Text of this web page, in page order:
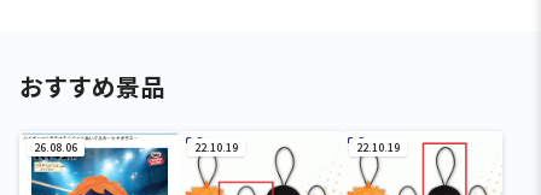
おすすめ景品
26.08.06 22.10.19 22.10.19